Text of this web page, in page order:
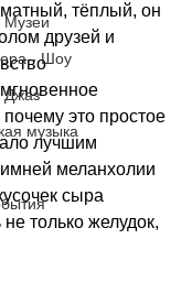
- Шоу
музыка
тёплый, он
друзей и
почему это простое
лучшим
меланхолии
сыра
только желудок,